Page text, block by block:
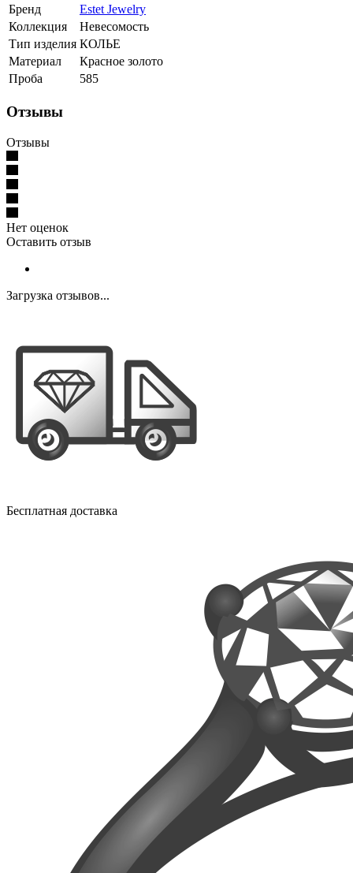
Бренд
Estet Jewelry
Коллекция
Невесомость
Тип изделия КОЛЬЕ
Материал
Красное золото
Проба
585
Отзывы
Отзывы
Нет оценок
Оставить отзыв
Загрузка отзывов...
Бесплатная доставка